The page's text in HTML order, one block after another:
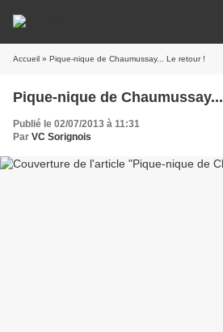
Accueil » Pique-nique de Chaumussay... Le retour !
Pique-nique de
Publié le 02/07/2013 à 11:31
Par VC Sorignois